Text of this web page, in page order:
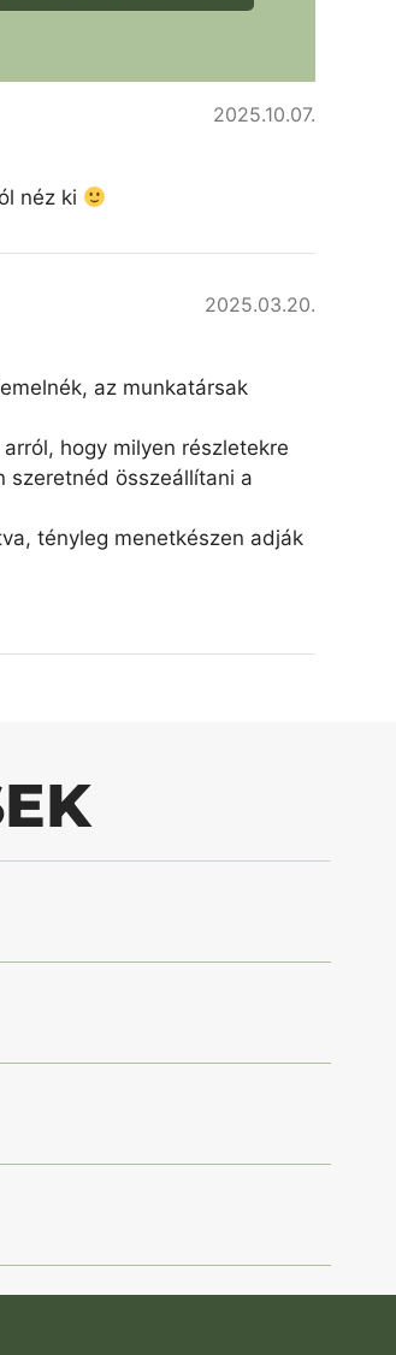
2025.10.07.
néz ki
2025.03.20.
az munkatársak
hogy milyen részletekre
szeretnéd összeállítani a
tényleg menetkészen adják